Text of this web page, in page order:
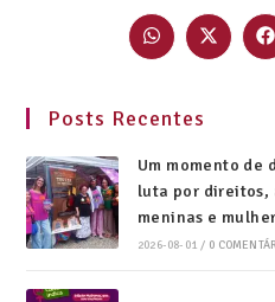
Posts Recentes
Um momento
luta por direitos,
meninas e
2026-08-01 / 0